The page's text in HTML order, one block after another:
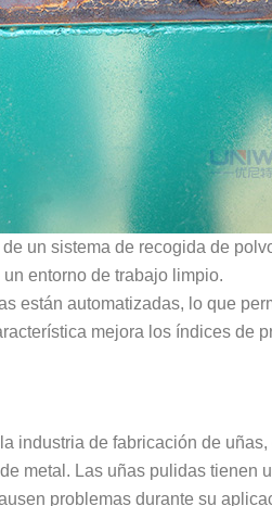
un sistema de recogida de
entorno de trabajo limpio.
están automatizadas, lo que
mejora los índices de
industria de fabricación de
metal. Las uñas pulidas tienen
problemas durante su